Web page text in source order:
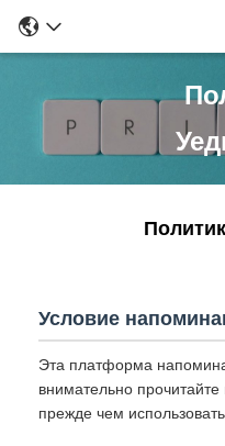
Условие
Эта платформа
внимательно
прежде чем